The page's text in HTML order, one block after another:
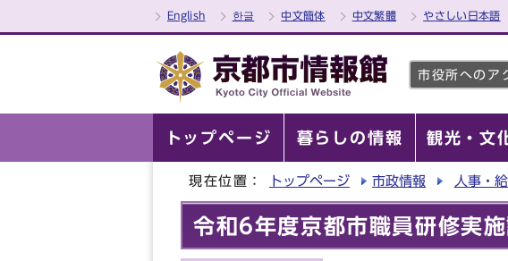
English 한글 中文簡体 中文繁體 やさしい日本語
市役所へのア
トップページ 暮らしの情報 観光・文
現在位置： トップページ 市政情報 人事・
令和6年度京都市職員研修実